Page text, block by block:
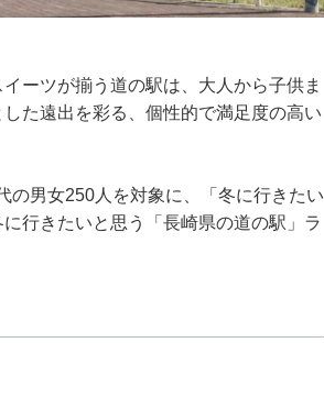
ーツが揃う道の駅は、大人から子供ま
た遠出を彩る、個性的で満足度の高い
の男女250人を対象に、「冬に行きたい
行きたいと思う「長崎県の道の駅」ラ